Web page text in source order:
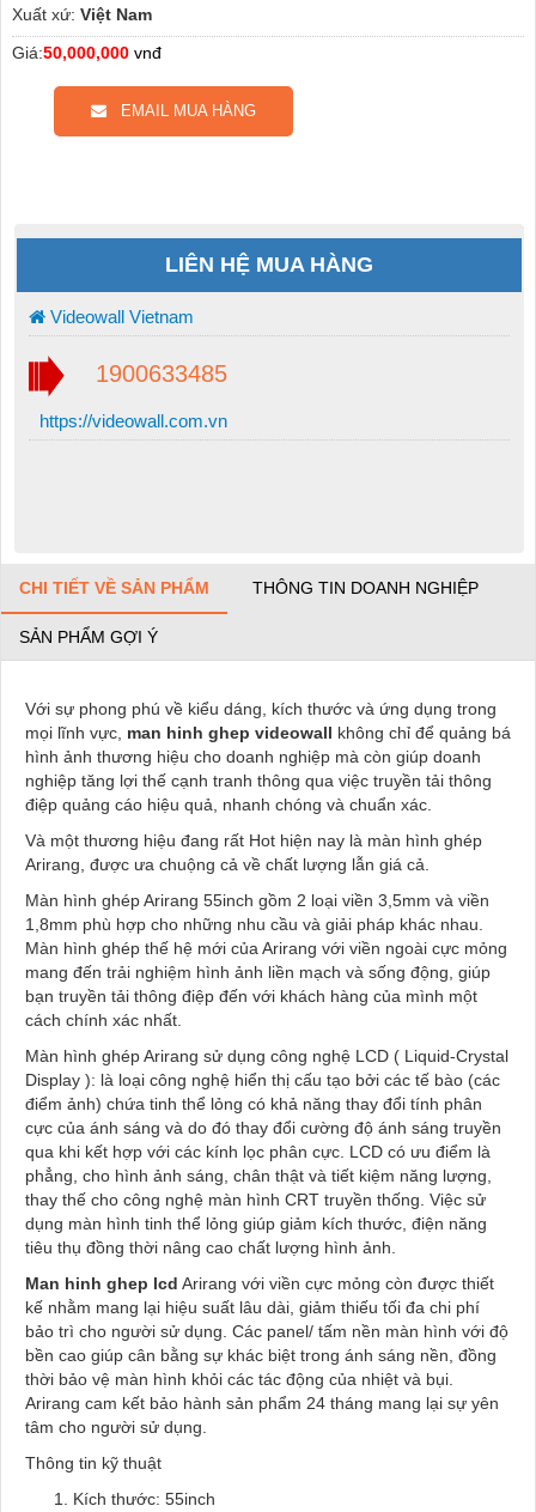
Xuất xứ: Việt Nam
Giá:50,000,000 vnđ
EMAIL MUA HÀNG
LIÊN HỆ MUA HÀNG
Videowall Vietnam
1900633485
https://videowall.com.vn
CHI TIẾT VỀ SẢN PHẨM THÔNG TIN DOANH NGHIỆP
SẢN PHẨM GỢI Ý
Với sự phong phú về kiểu dáng, kích thước và ứng dụng trong
mọi lĩnh vực, man hinh ghep videowall không chỉ để quảng bá
hình ảnh thương hiệu cho doanh nghiệp mà còn giúp doanh
nghiệp tăng lợi thế cạnh tranh thông qua việc truyền tải thông
điệp quảng cáo hiệu quả, nhanh chóng và chuẩn xác.
Và một thương hiệu đang rất Hot hiện nay là màn hình ghép
Arirang, được ưa chuộng cả về chất lượng lẫn giá cả.
Màn hình ghép Arirang 55inch gồm 2 loại viền 3,5mm và viền
1,8mm phù hợp cho những nhu cầu và giải pháp khác nhau.
Màn hình ghép thế hệ mới của Arirang với viền ngoài cực mỏng
mang đến trải nghiệm hình ảnh liền mạch và sống động, giúp
bạn truyền tải thông điệp đến với khách hàng của mình một
cách chính xác nhất.
Màn hình ghép Arirang sử dụng công nghệ LCD ( Liquid-Crystal
Display ): là loại công nghệ hiển thị cấu tạo bởi các tế bào (các
điểm ảnh) chứa tinh thể lỏng có khả năng thay đổi tính phân
cực của ánh sáng và do đó thay đổi cường độ ánh sáng truyền
qua khi kết hợp với các kính lọc phân cực. LCD có ưu điểm là
phẳng, cho hình ảnh sáng, chân thật và tiết kiệm năng lượng,
thay thế cho công nghệ màn hình CRT truyền thống. Việc sử
dụng màn hình tinh thể lỏng giúp giảm kích thước, điện năng
tiêu thụ đồng thời nâng cao chất lượng hình ảnh.
Man hinh ghep lcd Arirang với viền cực mỏng còn được thiết
kế nhằm mang lại hiệu suất lâu dài, giảm thiếu tối đa chi phí
bảo trì cho người sử dụng. Các panel/ tấm nền màn hình với độ
bền cao giúp cân bằng sự khác biệt trong ánh sáng nền, đồng
thời bảo vệ màn hình khỏi các tác động của nhiệt và bụi.
Arirang cam kết bảo hành sản phẩm 24 tháng mang lại sự yên
tâm cho người sử dụng.
Thông tin kỹ thuật
Kích thước: 55inch